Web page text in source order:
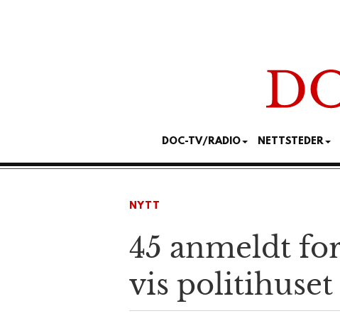
DOC-TV/RADIO NETTSTEDER
NYTT
45 anmeldt
vis